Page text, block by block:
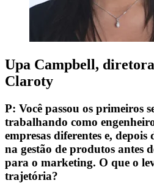
Upa Campbell,
Claroty
P: Você passou os primeiros
trabalhando como
empresas diferentes e, depois
na gestão de produtos antes
para o marketing. O que o
trajetória?